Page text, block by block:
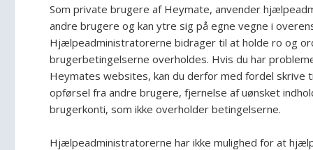
Som private brugere af Heymate, anvender
andre brugere og kan ytre sig på egne vegne i
Hjælpeadministratorerne bidrager til at holde ro og
brugerbetingelserne overholdes. Hvis du har
Heymates websites, kan du derfor med fordel
opførsel fra andre brugere, fjernelse af uønsket
brugerkonti, som ikke overholder betingelserne.
Hjælpeadministratorerne har ikke mulighed for at